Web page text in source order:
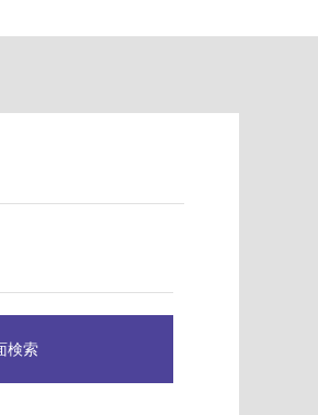
検索